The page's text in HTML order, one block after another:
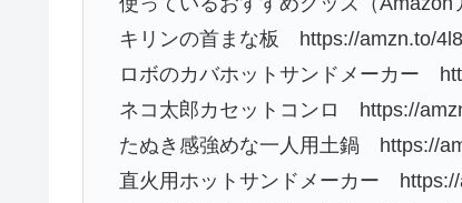
キリンの首まな板 https://amzn.to/
ロボのカバホットサンドメーカー
ネコ太郎カセットコンロ https://
たぬき感強めな一人用土鍋 https://
直火用ホットサンドメーカー